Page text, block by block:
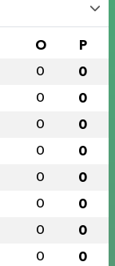
O P
0 0
0 0
0 0
0 0
0 0
0 0
0 0
0 0